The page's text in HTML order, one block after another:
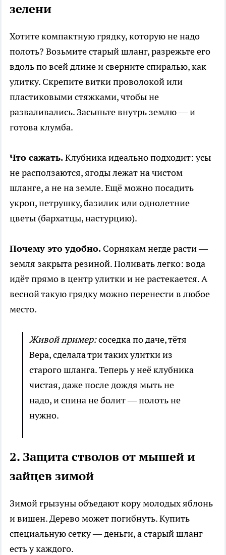
зелени
Хотите компактную грядку, которую не надо
полоть? Возьмите старый шланг, разрежьте его
вдоль по всей длине и сверните спиралью, как
улитку. Скрепите витки проволокой или
пластиковыми стяжками, чтобы не
разваливались. Засыпьте внутрь землю — и
готова клумба.
Что сажать.Клубника идеально подходит: усы
не расползаются, ягоды лежат на чистом
шланге, а не на земле. Ещё можно посадить
укроп, петрушку, базилик или однолетние
цветы (бархатцы, настурцию).
Почему это удобно. Сорнякам негде расти —
земля закрыта резиной. Поливать легко: вода
идёт прямо в центр улитки и не растекается. А
весной такую грядку можно перенести в любое
место.
Живой пример:соседка по даче, тётя
Вера, сделала три таких улитки из
старого шланга. Теперь у неё клубника
чистая, даже после дождя мыть не
надо, и спина не болит — полоть не
нужно.
2. Защита стволов от мышей и
зайцев зимой
Зимой грызуны объедают кору молодых яблонь
и вишен. Дерево может погибнуть. Купить
специальную сетку — деньги, а старый шланг
есть у каждого.